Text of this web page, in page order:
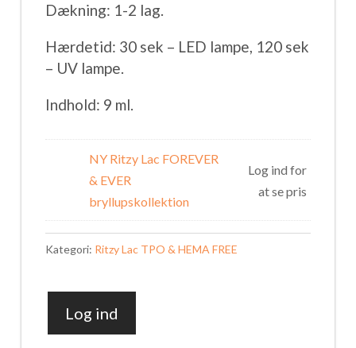
Dækning: 1-2 lag.
Hærdetid: 30 sek – LED lampe, 120 sek
– UV lampe.
Indhold: 9 ml.
NY Ritzy Lac FOREVER
& EVER
bryllupskollektion
Log ind for
at se pris
Kategori: Ritzy Lac TPO & HEMA FREE
WALTZ
Log ind